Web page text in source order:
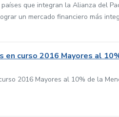
que integran la Alianza del
un mercado financiero más
en curso 2016 Mayores al
2016 Mayores al 10% de la